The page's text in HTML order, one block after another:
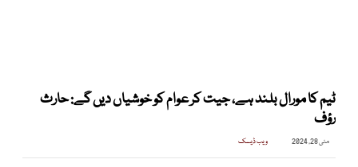
ٹیم کا مورال بلند ہے، جیت کر عوام کو خوشیاں دیں گے: حارث
رؤف
مئی 28, 2024 ویب ڈیسک